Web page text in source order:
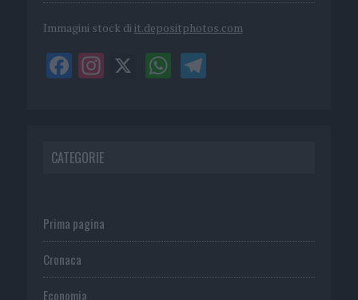
Immagini stock di it.depositphotos.com
CATEGORIE
Prima pagina
Cronaca
Economia